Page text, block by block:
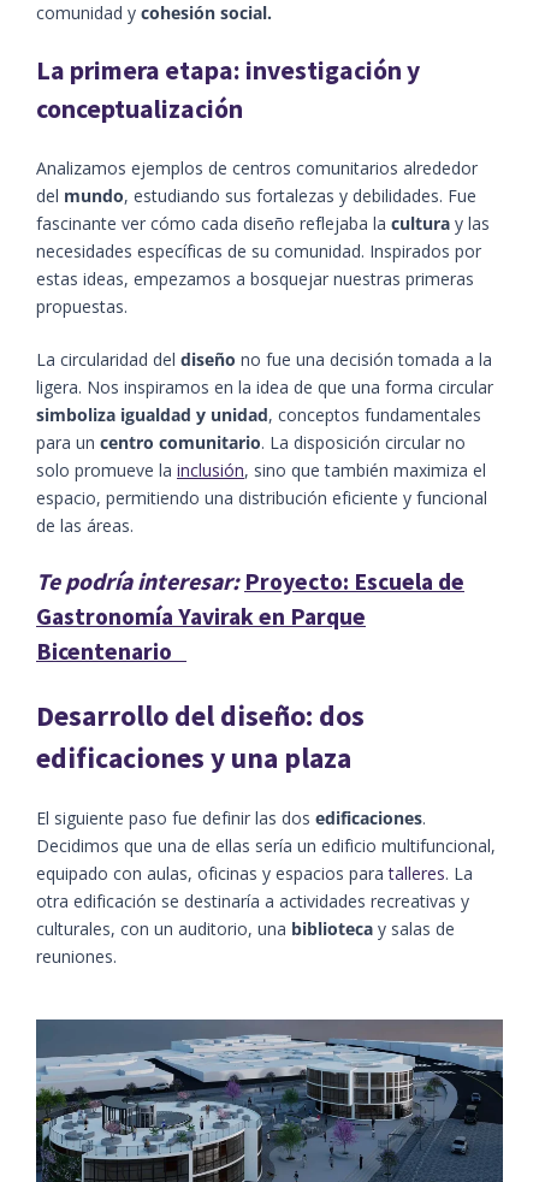
comunidad y cohesión social.
La primera etapa: investigación y
conceptualización
Analizamos ejemplos de centros comunitarios alrededor
del mundo, estudiando sus fortalezas y debilidades. Fue
fascinante ver cómo cada diseño reflejaba la cultura y las
necesidades específicas de su comunidad. Inspirados por
estas ideas, empezamos a bosquejar nuestras primeras
propuestas.
La circularidad del diseño no fue una decisión tomada a la
ligera. Nos inspiramos en la idea de que una forma circular
simboliza igualdad y unidad, conceptos fundamentales
para un centro comunitario. La disposición circular no
solo promueve la inclusión, sino que también maximiza el
espacio, permitiendo una distribución eficiente y funcional
de las áreas.
Te podría interesar: Proyecto: Escuela de
Gastronomía Yavirak en Parque
Bicentenario
Desarrollo del diseño: dos
edificaciones y una plaza
El siguiente paso fue definir las dos edificaciones.
Decidimos que una de ellas sería un edificio multifuncional,
equipado con aulas, oficinas y espacios paratalleres. La
otra edificación se destinaría a actividades recreativas y
culturales, con un auditorio, una biblioteca y salas de
reuniones.